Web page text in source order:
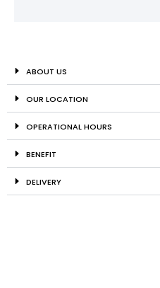
ABOUT US
OUR LOCATION
OPERATIONAL HOURS
BENEFIT
DELIVERY